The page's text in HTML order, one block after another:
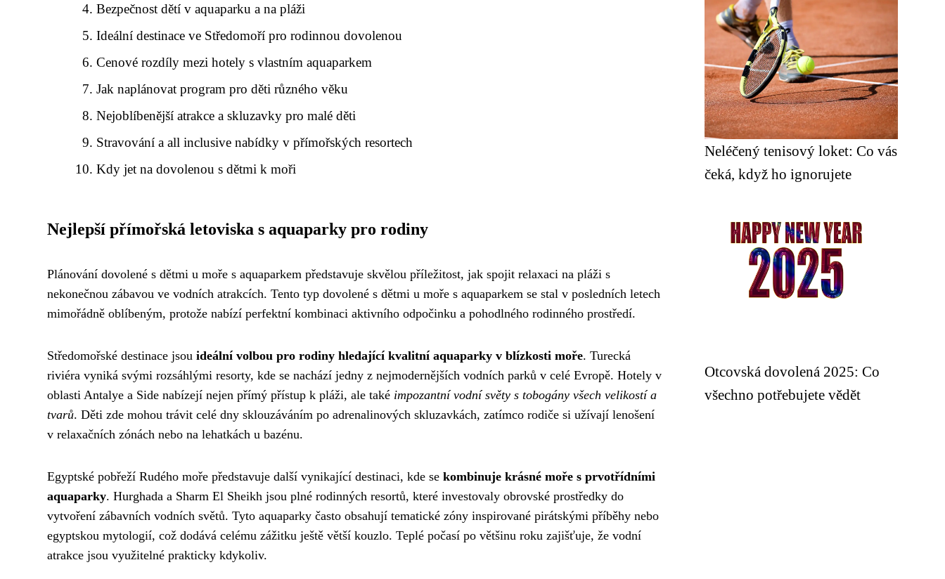
Bezpečnost dětí v aquaparku a na pláži
Ideální destinace ve Středomoří pro rodinnou dovolenou
Cenové rozdíly mezi hotely s vlastním aquaparkem
Jak naplánovat program pro děti různého věku
Nejoblíbenější atrakce a skluzavky pro malé děti
Stravování a all inclusive nabídky v přímořských resortech
Kdy jet na dovolenou s dětmi k moři
Nejlepší přímořská letoviska s aquaparky pro rodiny
Plánování dovolené s dětmi u moře s aquaparkem představuje skvělou příležitost, jak spojit relaxaci na pláži s
nekonečnou zábavou ve vodních atrakcích. Tento typ dovolené s dětmi u moře s aquaparkem se stal v posledních letech
mimořádně oblíbeným, protože nabízí perfektní kombinaci aktivního odpočinku a pohodlného rodinného prostředí.
Středomořské destinace jsou ideální volbou pro rodiny hledající kvalitní aquaparky v blízkosti moře. Turecká
riviéra vyniká svými rozsáhlými resorty, kde se nachází jedny z nejmodernějších vodních parků v celé Evropě. Hotely v
oblasti Antalye a Side nabízejí nejen přímý přístup k pláži, ale také impozantní vodní světy s tobogány všech velikostí a
tvarů. Děti zde mohou trávit celé dny sklouzáváním po adrenalinových skluzavkách, zatímco rodiče si užívají lenošení
v relaxačních zónách nebo na lehatkách u bazénu.
Egyptské pobřeží Rudého moře představuje další vynikající destinaci, kde se kombinuje krásné moře s prvotřídními
aquaparky. Hurghada a Sharm El Sheikh jsou plné rodinných resortů, které investovaly obrovské prostředky do
vytvoření zábavních vodních světů. Tyto aquaparky často obsahují tematické zóny inspirované pirátskými příběhy nebo
egyptskou mytologií, což dodává celému zážitku ještě větší kouzlo. Teplé počasí po většinu roku zajišťuje, že vodní
atrakce jsou využitelné prakticky kdykoliv.
Neléčený tenisový loket: Co vás
čeká, když ho ignorujete
Otcovská dovolená 2025: Co
všechno potřebujete vědět